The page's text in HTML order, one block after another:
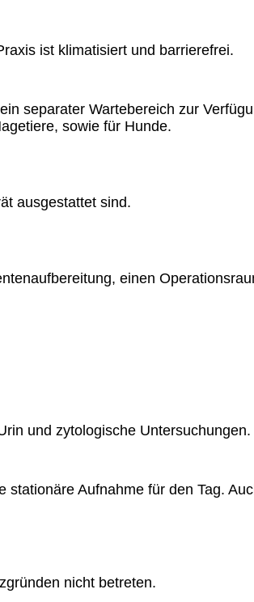
ist klimatisiert und barrierefrei.
separater Wartebereich zur
sowie für Hunde.
ausgestattet sind.
einen
und zytologische Untersuchungen.
Aufnahme für den Tag.
nicht betreten.